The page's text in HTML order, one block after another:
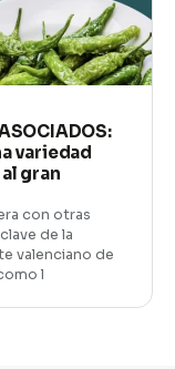
variedad
gran
con otras
de la
valenciano de
l